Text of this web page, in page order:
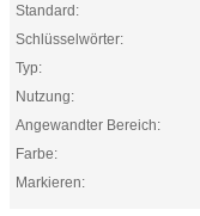
Standard:
Schlüsselwörter:
Typ:
Nutzung:
Angewandter Bereich:
Farbe:
Markieren: